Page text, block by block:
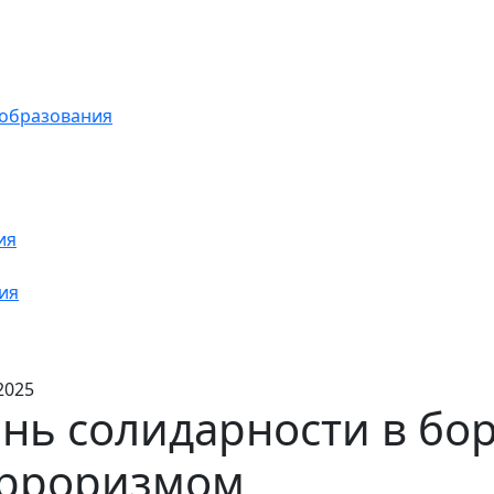
солидарности в